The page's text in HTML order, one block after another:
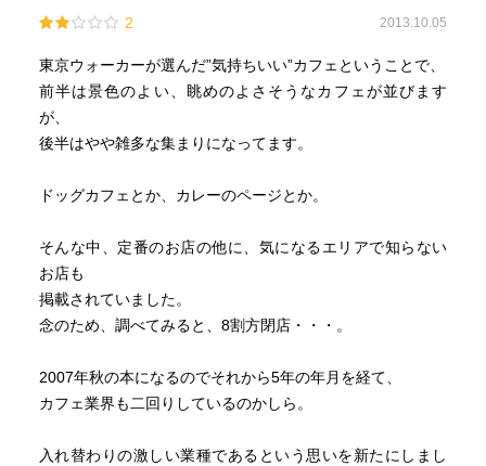
2 2013.10.05
東京ウォーカーが選んだ”気持ちいい”カフェということで、
前半は景色のよい、眺めのよさそうなカフェが並びます
が、
後半はやや雑多な集まりになってます。
ドッグカフェとか、カレーのページとか。
そんな中、定番のお店の他に、気になるエリアで知らない
お店も
掲載されていました。
念のため、調べてみると、8割方閉店・・・。
2007年秋の本になるのでそれから5年の年月を経て、
カフェ業界も二回りしているのかしら。
入れ替わりの激しい業種であるという思いを新たにしまし